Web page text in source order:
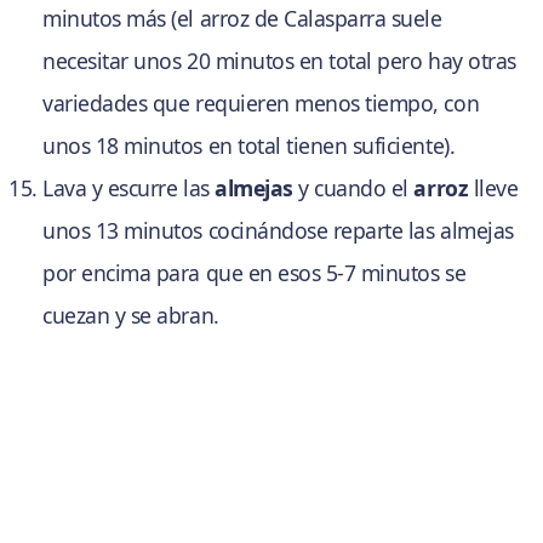
minutos más (el arroz de Calasparra suele
necesitar unos 20 minutos en total pero hay otras
variedades que requieren menos tiempo, con
unos 18 minutos en total tienen suficiente).
Lava y escurre lasalmejas y cuando elarroz lleve
unos 13 minutos cocinándose reparte las almejas
por encima para que en esos 5-7 minutos se
cuezan y se abran.